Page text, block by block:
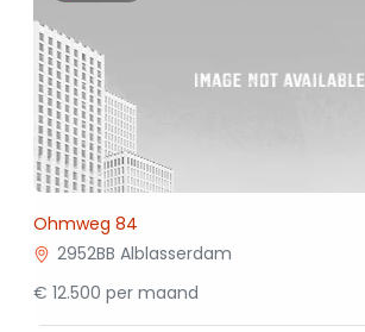
Ohmweg 84
2952BB Alblasserdam
€ 12.500 per maand